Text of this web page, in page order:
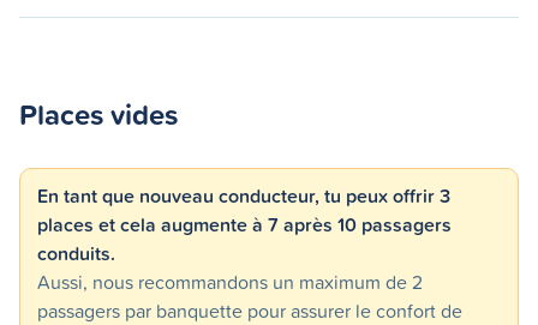
Places vides
En tant que nouveau conducteur, tu peux offrir 3
places et cela augmente à 7 après 10 passagers
conduits.
Aussi, nous recommandons un maximum de 2
passagers par banquette pour assurer le confort de